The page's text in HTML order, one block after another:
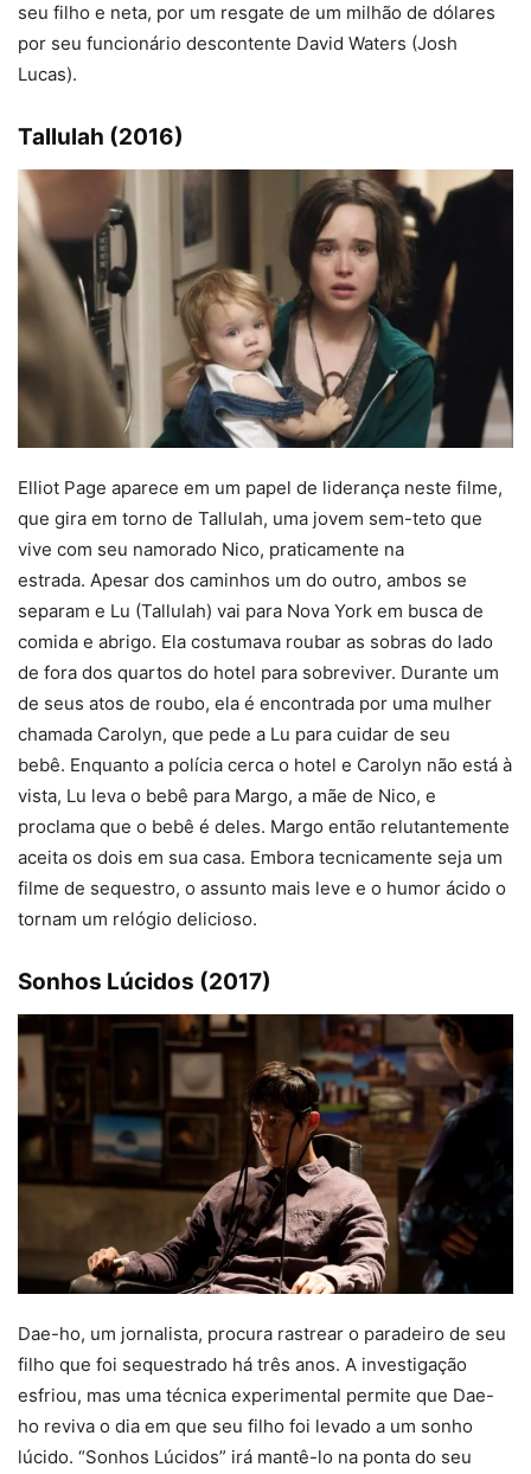
seu filho e neta, por um resgate de um milhão de dólares
por seu funcionário descontente David Waters (Josh
Lucas).
Tallulah (2016)
Elliot Page aparece em um papel de liderança neste filme,
que gira em torno de Tallulah, uma jovem sem-teto que
vive com seu namorado Nico, praticamente na
estrada. Apesar dos caminhos um do outro, ambos se
separam e Lu (Tallulah) vai para Nova York em busca de
comida e abrigo. Ela costumava roubar as sobras do lado
de fora dos quartos do hotel para sobreviver. Durante um
de seus atos de roubo, ela é encontrada por uma mulher
chamada Carolyn, que pede a Lu para cuidar de seu
bebê. Enquanto a polícia cerca o hotel e Carolyn não está à
vista, Lu leva o bebê para Margo, a mãe de Nico, e
proclama que o bebê é deles. Margo então relutantemente
aceita os dois em sua casa. Embora tecnicamente seja um
filme de sequestro, o assunto mais leve e o humor ácido o
tornam um relógio delicioso.
Sonhos Lúcidos (2017)
Dae-ho, um jornalista, procura rastrear o paradeiro de seu
filho que foi sequestrado há três anos. A investigação
esfriou, mas uma técnica experimental permite que Dae-
ho reviva o dia em que seu filho foi levado a um sonho
lúcido. “Sonhos Lúcidos” irá mantê-lo na ponta do seu